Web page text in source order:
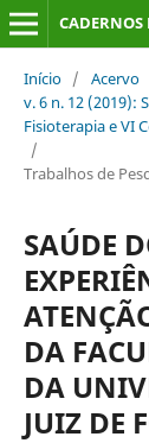
CADERNOS
Início / Acervo
v. 6 n. 12 (2019):
Fisioterapia e VI
/
Trabalhos de
SAÚDE
DA
DA
JUIZ DE